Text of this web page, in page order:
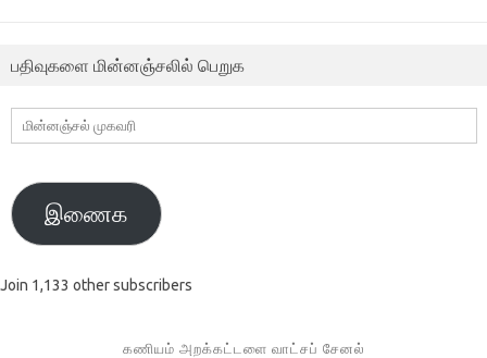
பதிவுகளை மின்னஞ்சலில் பெறுக
மின்னஞ்சல்
முகவரி
இணைக
Join 1,133 other subscribers
கணியம் அறக்கட்டளை வாட்சப் சேனல்